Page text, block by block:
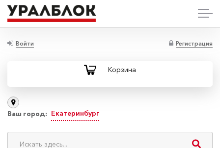
Войти Регистрация
Корзина
Ваш город: Екатеринбург